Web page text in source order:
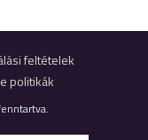
feltételek
politikák